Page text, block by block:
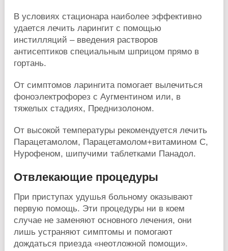
В условиях стационара наиболее эффективно
удается лечить ларингит с помощью
инстилляций – введения растворов
антисептиков специальным шприцом прямо в
гортань.
От симптомов ларингита помогает вылечиться
фоноэлектрофорез с Аугментином или, в
тяжелых стадиях, Преднизолоном.
От высокой температуры рекомендуется лечить
Парацетамолом, Парацетамолом+витамином С,
Нурофеном, шипучими таблетками Панадол.
Отвлекающие процедуры
При приступах удушья больному оказывают
первую помощь. Эти процедуры ни в коем
случае не заменяют основного лечения, они
лишь устраняют симптомы и помогают
дождаться приезда «неотложной помощи».